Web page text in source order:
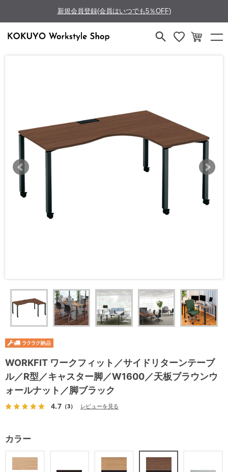
新規会員登録(会員はいつでも5％OFF)
WORKFIT ワークフィット／サイドリターンテーブ
ル／R型／キャスター脚／W1600／天板ブラウンウ
ォールナット／脚ブラック
4.7（3） レビューを見る
カラー